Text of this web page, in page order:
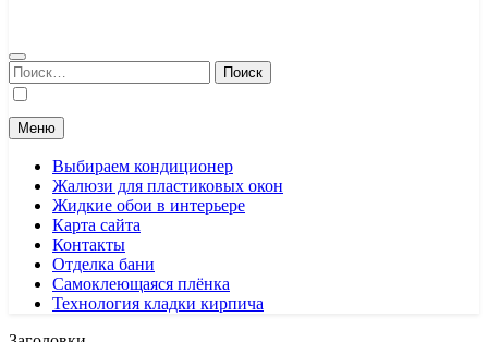
Найти:
Меню
Выбираем кондиционер
Жалюзи для пластиковых окон
Жидкие обои в интерьере
Карта сайта
Контакты
Отделка бани
Самоклеющаяся плёнка
Технология кладки кирпича